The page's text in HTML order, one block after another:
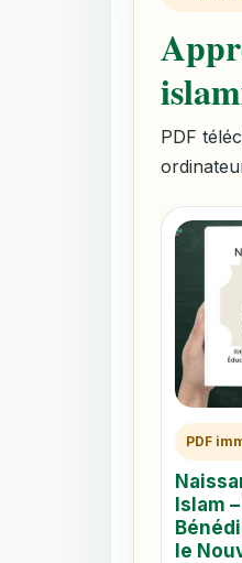
PDF
PDF
Islam
le